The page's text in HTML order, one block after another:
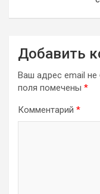
Добавить
Ваш адрес email не
поля помечены *
Комментарий *